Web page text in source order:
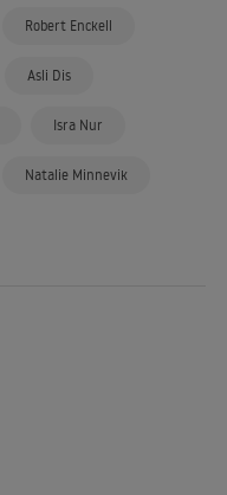
Robert Enckell
Asli Dis
Isra Nur
Natalie Minnevik